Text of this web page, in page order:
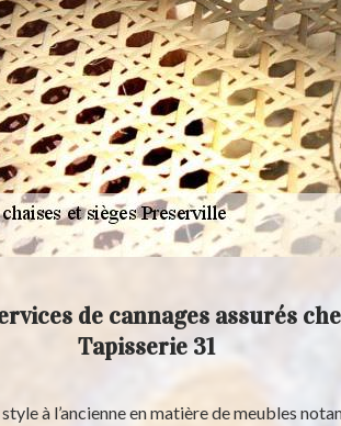
de cannages assurés
Tapisserie 31
à l’ancienne en matière de meubles